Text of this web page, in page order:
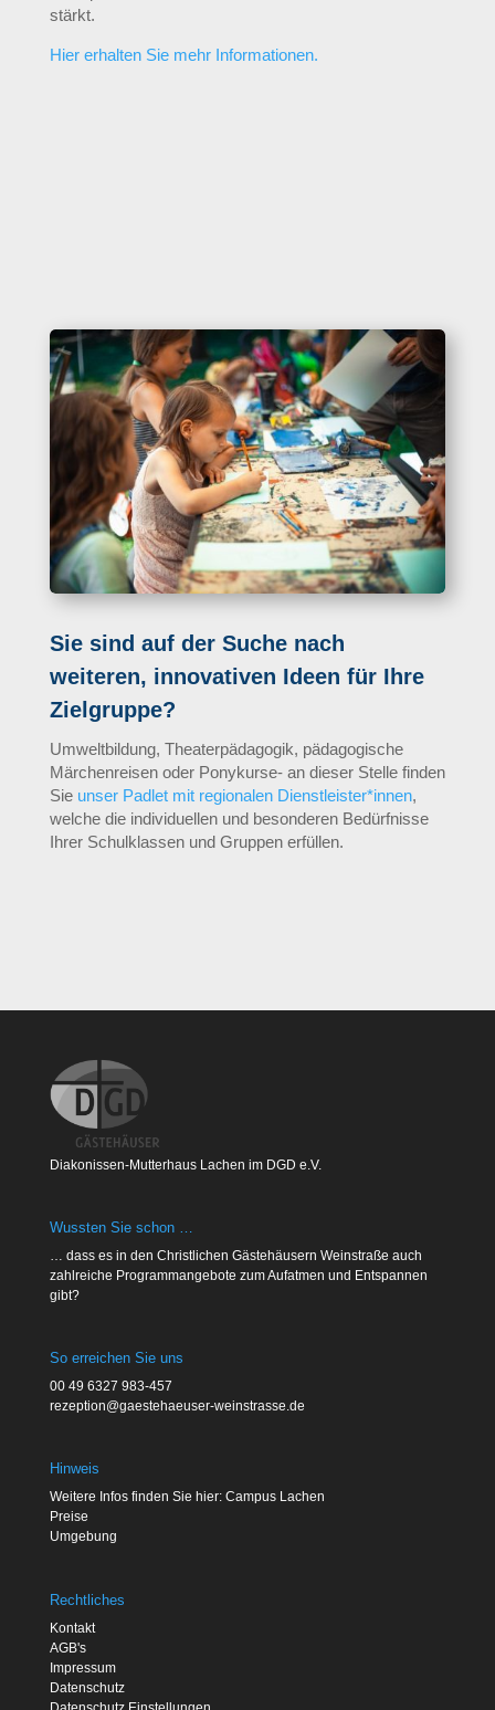
stärkt.
Hier erhalten Sie mehr Informationen.
Sie sind auf der Suche nach
weiteren, innovativen Ideen für Ihre
Zielgruppe?
Umweltbildung, Theaterpädagogik, pädagogische
Märchenreisen oder Ponykurse- an dieser Stelle finden
Sie unser Padlet mit regionalen Dienstleister*innen,
welche die individuellen und besonderen Bedürfnisse
Ihrer Schulklassen und Gruppen erfüllen.
Diakonissen-Mutterhaus Lachen im DGD e.V.
Wussten Sie schon …
… dass es in den Christlichen Gästehäusern Weinstraße auch
zahlreiche Programmangebote zum Aufatmen und Entspannen
gibt?
So erreichen Sie uns
00 49 6327 983-457
rezeption@gaestehaeuser-weinstrasse.de
Hinweis
Weitere Infos finden Sie hier: Campus Lachen
Preise
Umgebung
Rechtliches
Kontakt
AGB's
Impressum
Datenschutz